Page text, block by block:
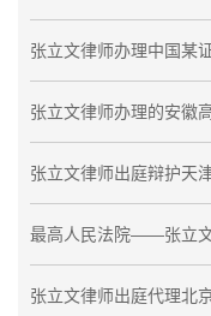
张立文律师办理中国某
张立文律师出庭辩护天
最高人民法院——张立
张立文律师出庭代理北